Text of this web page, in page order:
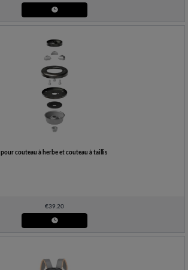
pour couteau à herbe et couteau à taillis
€39.20